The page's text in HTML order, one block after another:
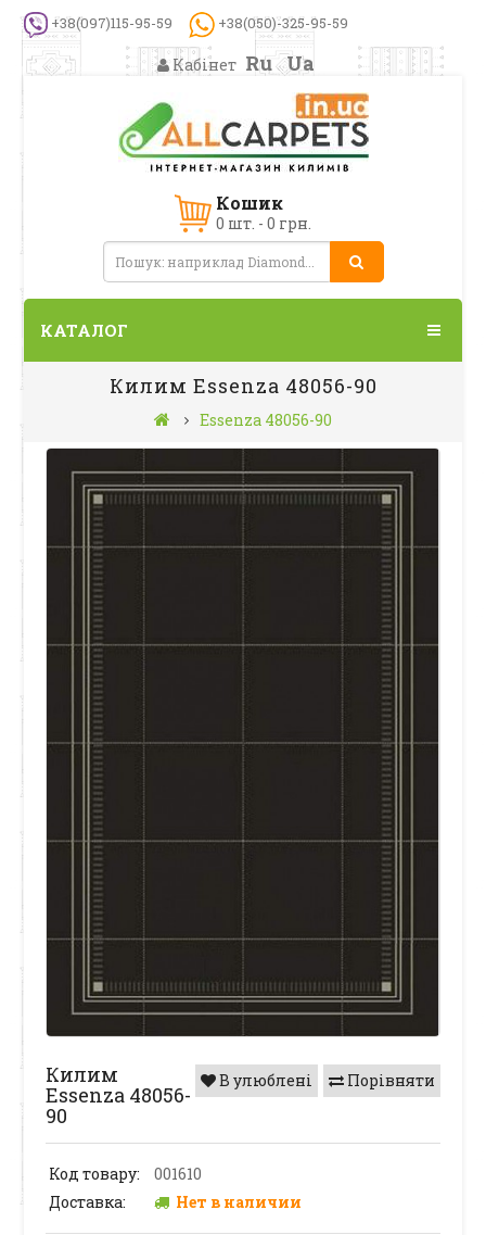
+38(097)115-95-59 +38(050)-325-95-59
Кабінет Ru Ua
Кошик
0 шт. - 0 грн.
КАТАЛОГ
Килим Essenza 48056-90
Essenza 48056-90
Порівняти
В улюблені
Килим
Essenza 48056-
90
Код товару:
001610
Доставка:
Нет в наличии